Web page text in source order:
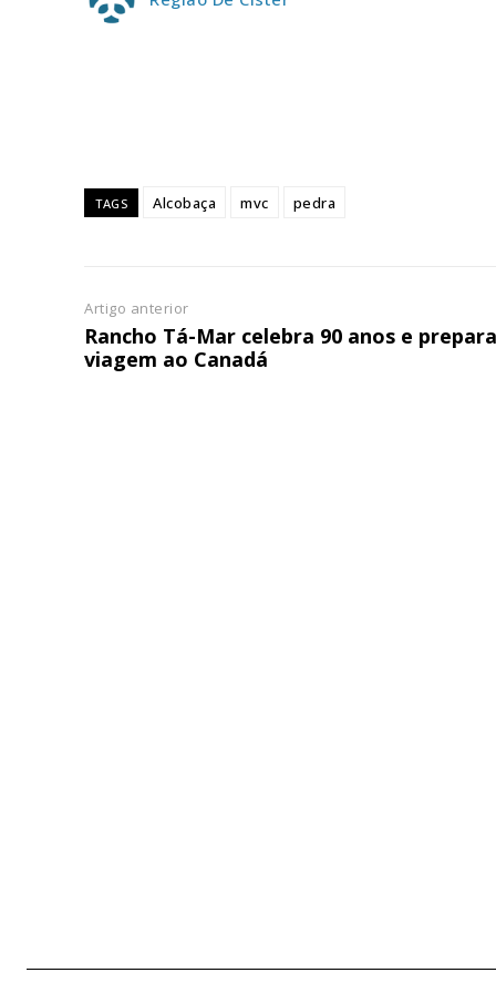
em sua casa
Ofertas para
TAGS Alcobaça mvc pedra
Artigo anterior
Rancho Tá-Mar celebra 90 anos e prepara
viagem ao Canadá